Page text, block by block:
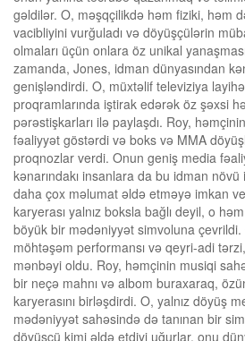
gəldilər. O, məşqçilikdə həm fiziki, həm
vacibliyini vurğuladı və döyüşçülərin
olmaları üçün onlara öz unikal
zamanda, Jones, idman dünyasından
genişləndirdi. O, müxtəlif televiziya
proqramlarında iştirak edərək öz şəxsi
pərəstişkarları ilə paylaşdı. Roy,
fəaliyyət göstərdi və boks və MMA
proqnozlar verdi. Onun geniş media
kənarındakı insanlara da bu idman
daha çox məlumat əldə etməyə imkan
karyerası yalnız boksla bağlı deyil, o
böyük bir mədəniyyət simvoluna
möhtəşəm performansı və qeyri-adi
mənbəyi oldu. Roy, həmçinin musiqi
bir neçə mahnı və albom buraxaraq,
karyerasını birləşdirdi. O, yalnız döyüş
mədəniyyət sahəsində də tanınan bir
döyüşçü kimi əldə etdiyi uğurlar, onu